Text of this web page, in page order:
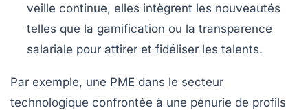
veille continue, elles intègrent les nouveautés
telles que la gamification ou la transparence
salariale pour attirer et fidéliser les talents.
Par exemple, une PME dans le secteur
technologique confrontée à une pénurie de profils